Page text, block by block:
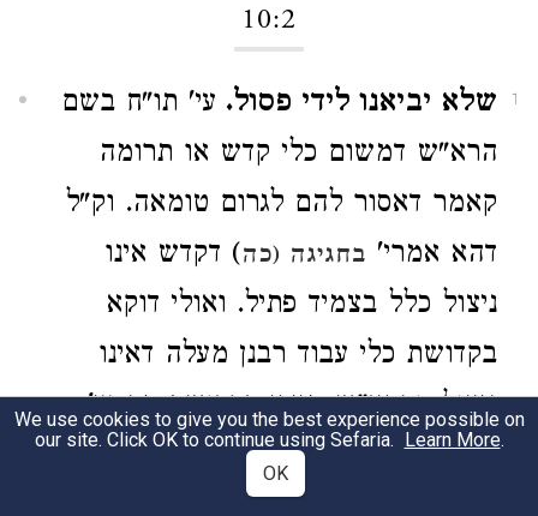
10:2
1 שלא יביאנו לידי פסול. עי' תו"ח בשם
הרא"ש דמשום כלי קדש או תרומה
קאמר דאסור להם לגרום טומאה. וק"ל
דהא אמרי' בחגיגה (כה) דקדש אינו
ניצול כלל בצמיד פתיל. ואולי דוקא
בקדושת כלי עבוד רבנן מעלה דאינו
ניצול. והרא"ש מיירי בקדושת פה עי'
פסחים (לד ב ):
We use cookies to give you the best experience possible on
our site. Click OK to continue using Sefaria. Learn More.
OK